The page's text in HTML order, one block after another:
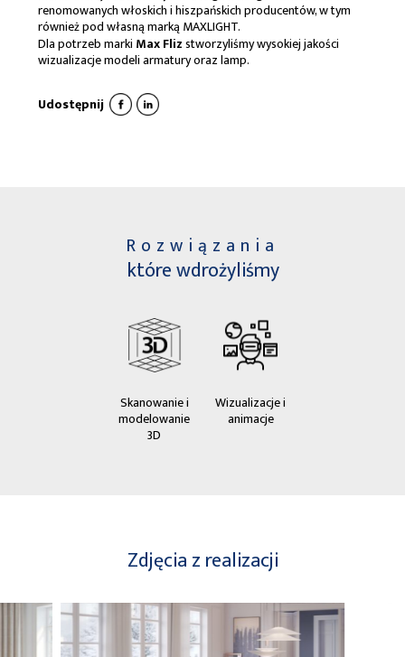
renomowanych włoskich i hiszpańskich producentów, w tym
również pod własną marką MAXLIGHT.
Dla potrzeb marki Max Flizstworzyliśmy wysokiej jakości
wizualizacje modeli armatury oraz lamp.
Udostępnij
Rozwiązania
które wdrożyliśmy
Skanowanie i
modelowanie
3D
Wizualizacje i
animacje
Zdjęcia z realizacji